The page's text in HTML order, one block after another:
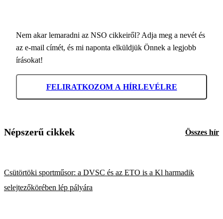
Nem akar lemaradni az NSO cikkeiről? Adja meg a nevét és
az e-mail címét, és mi naponta elküldjük Önnek a legjobb
írásokat!
FELIRATKOZOM A HÍRLEVÉLRE
Népszerű cikkek Összes hír
Csütörtöki sportműsor: a DVSC és az ETO is a Kl harmadik
selejtezőkörében lép pályára